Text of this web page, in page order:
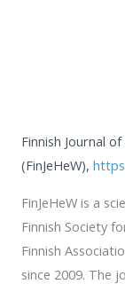
Finnish Journal
(FinJeHeW),
FinJeHeW is a
Finnish Society
Finnish
since 2009. The